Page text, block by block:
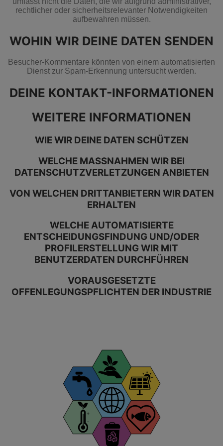
rechtlicher oder sicherheitsrelevanter Notwendigkeiten
aufbewahren müssen.
WOHIN WIR DEINE DATEN SENDEN
Besucher-Kommentare könnten von einem automatisierten
Dienst zur Spam-Erkennung untersucht werden.
DEINE KONTAKT-INFORMATIONEN
WEITERE INFORMATIONEN
WIE WIR DEINE DATEN SCHÜTZEN
WELCHE MASSNAHMEN WIR BEI D
ATENSCHUTZVERLETZUNGEN ANBIETEN
VON WELCHEN DRITTANBIETERN WIR DATEN
ERHALTEN
WELCHE AUTOMATISIERTE
ENTSCHEIDUNGSFINDUNG UND/ODER
PROFILERSTELLUNG WIR MIT
BENUTZERDATEN DURCHFÜHREN
VORAUSGESETZTE
OFFENLEGUNGSPFLICHTEN DER INDUSTRIE